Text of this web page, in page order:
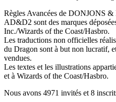
Règles Avancées de DONJONS
AD&D2 sont des marques
Inc./Wizards of the Coast/Hasbro.
Les traductions non officielles
du Dragon sont à but non lucratif,
vendues.
Les textes et les illustrations
et à Wizards of the Coast/Hasbro.
Nous avons 4971 invités et 8